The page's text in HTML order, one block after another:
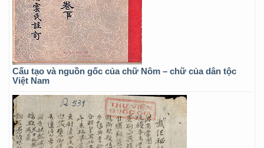
Cấu tạo và nguồn gốc của chữ Nôm – chữ của dân tộc
Việt Nam